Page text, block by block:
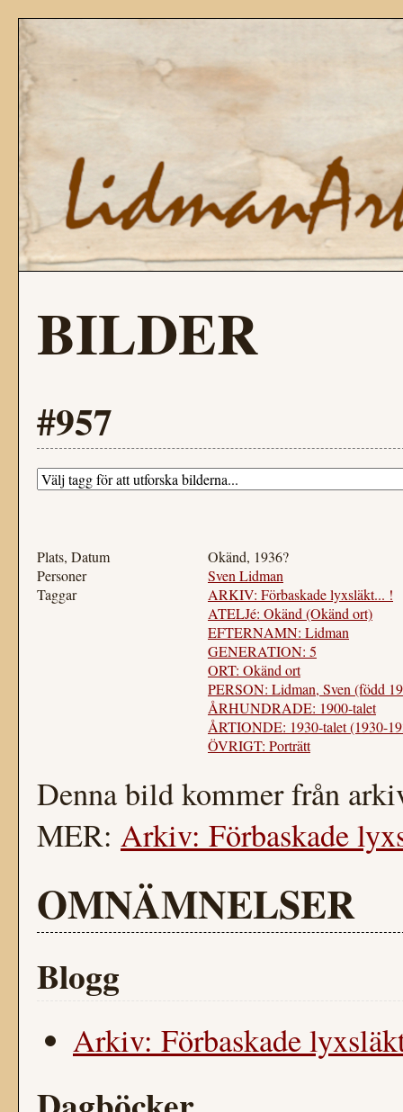
BILDER
#957
Plats, Datum
Okänd, 1936?
Personer
Sven Lidman
Taggar
ARKIV: Förbaskade lyxsläkt... !
ATELJé: Okänd (Okänd ort)
EFTERNAMN: Lidman
GENERATION: 5
ORT: Okänd ort
PERSON: Lidman, Sven (född
ÅRHUNDRADE: 1900-talet
ÅRTIONDE: 1930-talet (1930-
ÖVRIGT: Porträtt
Denna bild kommer från
MER: Arkiv: Förbaskade
OMNÄMNELSER
Blogg
Arkiv: Förbaskade